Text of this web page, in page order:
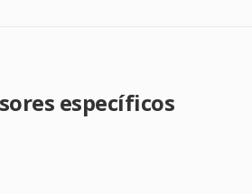
específicos